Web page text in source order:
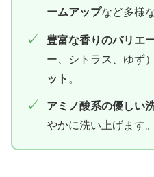
ームアップなど多様
✓ 豊富な香りのバリエ
ー、シトラス、ゆず
ット 。
✓ アミノ酸系の優しい
やかに洗い上げます。